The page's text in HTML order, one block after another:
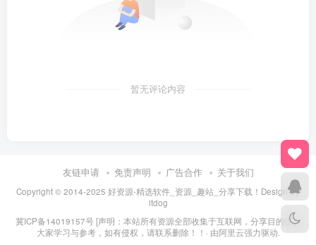
暂无评论内容
友链申请 免责声明 广告合作 关于我们
Copyright © 2014-2025 好资源-精选软件_资源_趣站_分享下载！Design By
itdog
冀ICP备14019157号[声明：本站所有资源全部收集于互联网，分享目的仅供
大家学习与参考，如有侵权，请联系删除！！· 由阿里云强力驱动.